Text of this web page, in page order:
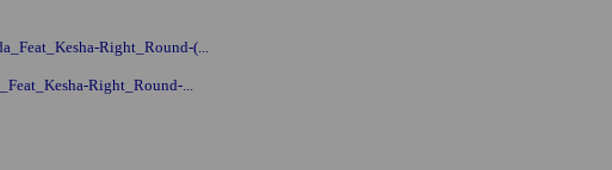
Right_Round-(...
Right_Round-...